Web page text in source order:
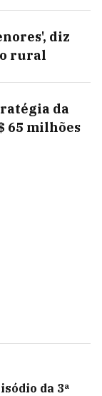
diz
rural
da
65 milhões
da 3ª